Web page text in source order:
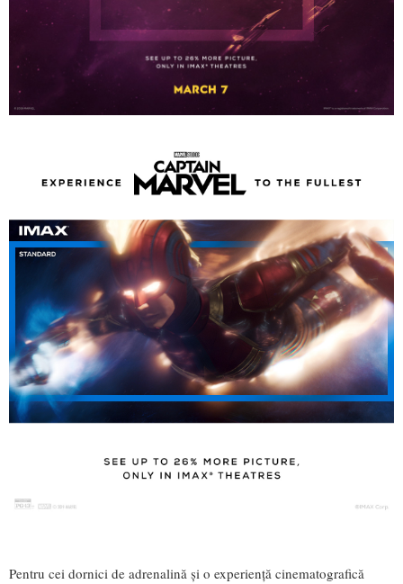
Pentru cei dornici de adrenalină și o experiență cinematografică